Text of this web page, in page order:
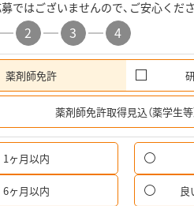
ではございませんので、ご安心くださ
2 3 4
薬剤師免許
薬剤師免許取得見込（薬学生等
1ヶ月以内
6ヶ月以内 良